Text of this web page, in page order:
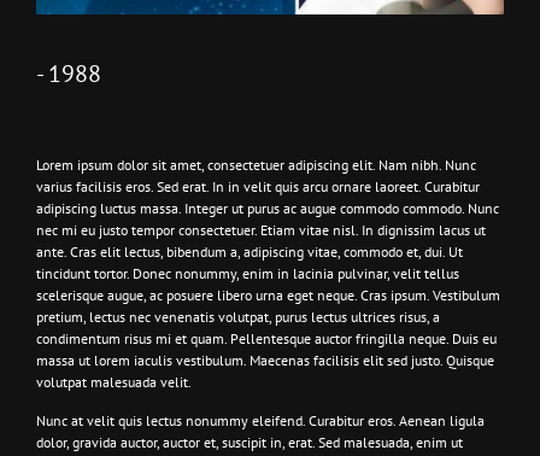
-1988
Lorem ipsum dolor sit amet, consectetuer adipiscing elit. Nam nibh. Nunc
varius facilisis eros. Sed erat. In in velit quis arcu ornare laoreet. Curabitur
adipiscing luctus massa. Integer ut purus ac augue commodo commodo. Nunc
nec mi eu justo tempor consectetuer. Etiam vitae nisl. In dignissim lacus ut
ante. Cras elit lectus, bibendum a, adipiscing vitae, commodo et, dui. Ut
tincidunt tortor. Donec nonummy, enim in lacinia pulvinar, velit tellus
scelerisque augue, ac posuere libero urna eget neque. Cras ipsum. Vestibulum
pretium, lectus nec venenatis volutpat, purus lectus ultrices risus, a
condimentum risus mi et quam. Pellentesque auctor fringilla neque. Duis eu
massa ut lorem iaculis vestibulum. Maecenas facilisis elit sed justo. Quisque
volutpat malesuada velit.
Nunc at velit quis lectus nonummy eleifend. Curabitur eros. Aenean ligula
dolor, gravida auctor, auctor et, suscipit in, erat. Sed malesuada, enim ut